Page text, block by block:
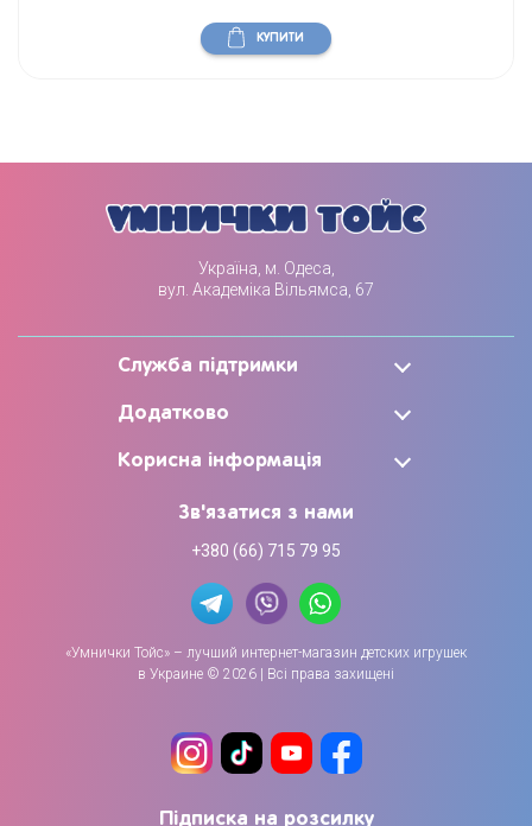
КУПИТИ
Україна, м. Одеса,
вул. Академіка Вільямса, 67
Служба підтримки
Додатково
Корисна інформація
Зв'язатися з нами
+380 (66) 715 79 95
«Умнички Тойс» – лучший интернет-магазин детских игрушек
в Украине © 2026 | Всі права захищені
Підписка на розсилку